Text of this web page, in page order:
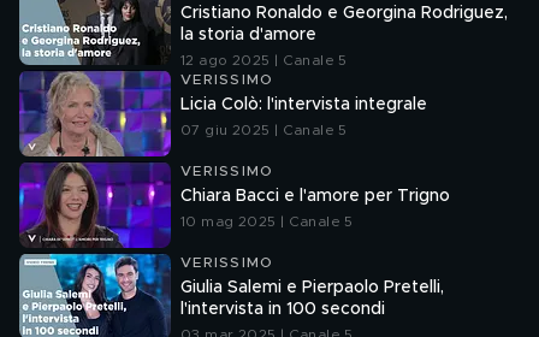
Cristiano Ronaldo e Georgina Rodriguez,
la storia d'amore
12 ago 2025 | Canale 5
VERISSIMO
Licia Colò: l'intervista integrale
07 giu 2025 | Canale 5
VERISSIMO
Chiara Bacci e l'amore per Trigno
10 mag 2025 | Canale 5
VERISSIMO
Giulia Salemi e Pierpaolo Pretelli,
l'intervista in 100 secondi